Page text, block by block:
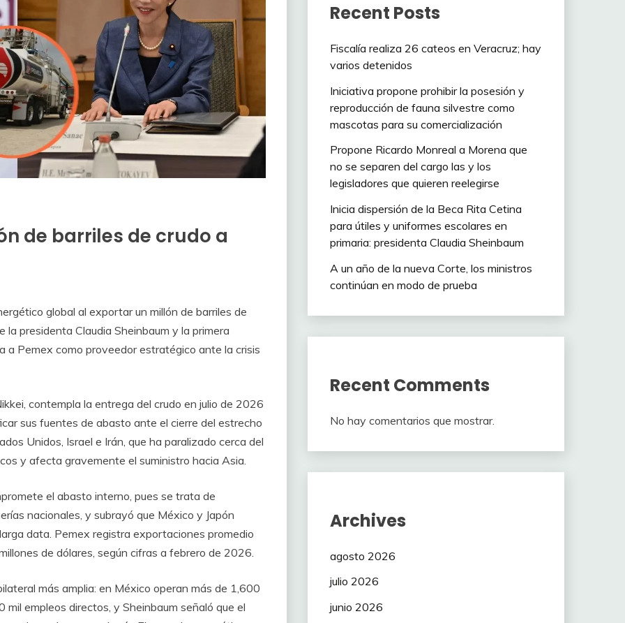
de barriles de crudo a
global al exportar un millón de barriles de
la presidenta Claudia Sheinbaum y la primera
a Pemex como proveedor estratégico ante la crisis
contempla la entrega del crudo en julio de 2026
sus fuentes de abasto ante el cierre del estrecho
Unidos, Israel e Irán, que ha paralizado cerca del
y afecta gravemente el suministro hacia Asia.
el abasto interno, pues se trata de
nacionales, y subrayó que México y Japón
data. Pemex registra exportaciones promedio
de dólares, según cifras a febrero de 2026.
más amplia: en México operan más de 1,600
empleos directos, y Sheinbaum señaló que el
Recent Posts
Fiscalía realiza 26 cateos en Veracruz; hay
varios detenidos
Iniciativa propone prohibir la posesión y
reproducción de fauna silvestre como
mascotas para su comercialización
Propone Ricardo Monreal a Morena que
no se separen del cargo las y los
legisladores que quieren reelegirse
Inicia dispersión de la Beca Rita Cetina
para útiles y uniformes escolares en
primaria: presidenta Claudia Sheinbaum
A un año de la nueva Corte, los ministros
continúan en modo de prueba
Recent Comments
No hay comentarios que mostrar.
Archives
agosto 2026
julio 2026
junio 2026